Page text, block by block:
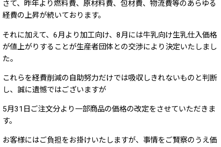
さて、昨年より燃料費、原材料費、包材費、物流費等のあらゆる
経費の上昇が続いております。
それに加えて、6月より加工向け、8月には牛乳向け生乳仕入価格
が値上がりすることが生産者団体との交渉により決定いたしまし
た。
これらを経費削減の自助努力だけでは吸収しきれないものと判断
し、誠に遺憾ではございますが
5月31日ご注文分より一部商品の価格の改定をさせていただきま
す。
お客様にはご負担をお掛けいたしますが、事情をご賢察のうえ価